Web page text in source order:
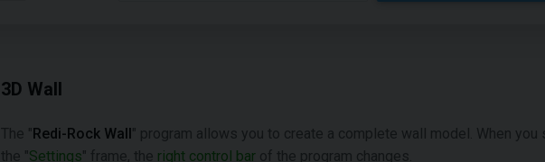
3D Wall
The "Redi-Rock Wall" program allows you to create a complete wall model. When you
the "Settings" frame, the right control bar of the program changes.